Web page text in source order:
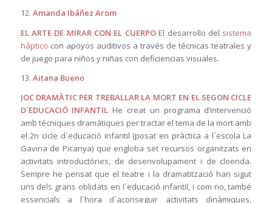
12. Amanda Ibáñez Arom
EL ARTE DE MIRAR CON EL CUERPOEl desarrollo del sistema
háptico con apoyos auditivos a través de técnicas teatrales y
de juego para niños y niñas con deficiencias visuales.
13. Aitana Bueno
JOC DRAMÀTIC PER TREBALLAR LA MORT EN EL SEGON CICLE
D´EDUCACIÓ INFANTIL He creat un programa d’intervenció
amb técniques dramátiques per tractar el tema de la mort amb
el 2n cicle d´educació infantil (posat en pràctica a l´escola La
Gavina de Picanya) que engloba set recursos organitzats en
activitats introductòries, de desenvolupament i de cloenda.
Sempre he pensat que el teatre i la dramatització han sigut
uns dels grans oblidats en l´educació infantil, i com no, també
essencials a l´hora d´aconseguir activitats dinàmiques,